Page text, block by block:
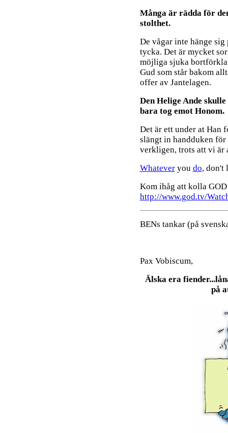
Många är rädda för
stolthet.
De vågar inte hänge
tycka. Det är mycket
möjliga sjuka
Gud som står bakom
offer av Jantelagen.
Den Helige Ande
bara tog emot Honom.
Det är ett under at Han
slängt in handduken för
verkligen, trots att vi är
Whateveryou do, don't
Kom ihåg att kolla
http://www.god.tv/
BENs tankar (på
Pax Vobiscum,
Älska era
på